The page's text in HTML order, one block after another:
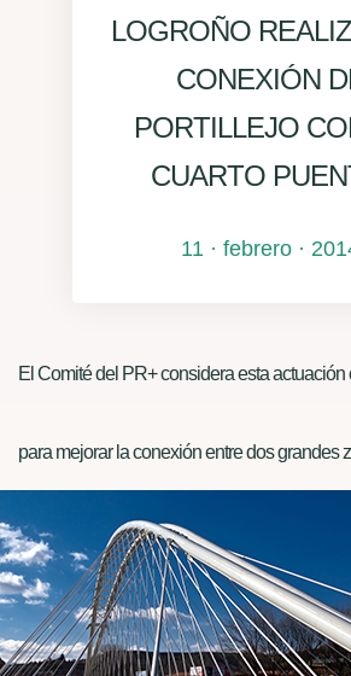
LOGROÑO
CONEXIÓN
PORTILLEJO
CUARTO
11 · febrero ·
El Comité del PR+ considera esta actuación
para mejorar la conexión entre dos grandes